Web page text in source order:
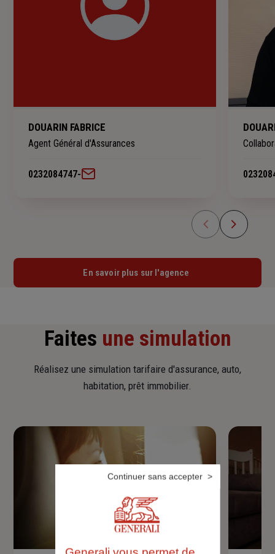
DOUARIN FABRICE
Agent Général d'Assurances
0232084747-
En savoir plus sur l'agence
Faites une simulation
Réalisez une simulation tarifaire d'assurance, auto,
habitation, prêt immobilier.
Continuer sans accepter